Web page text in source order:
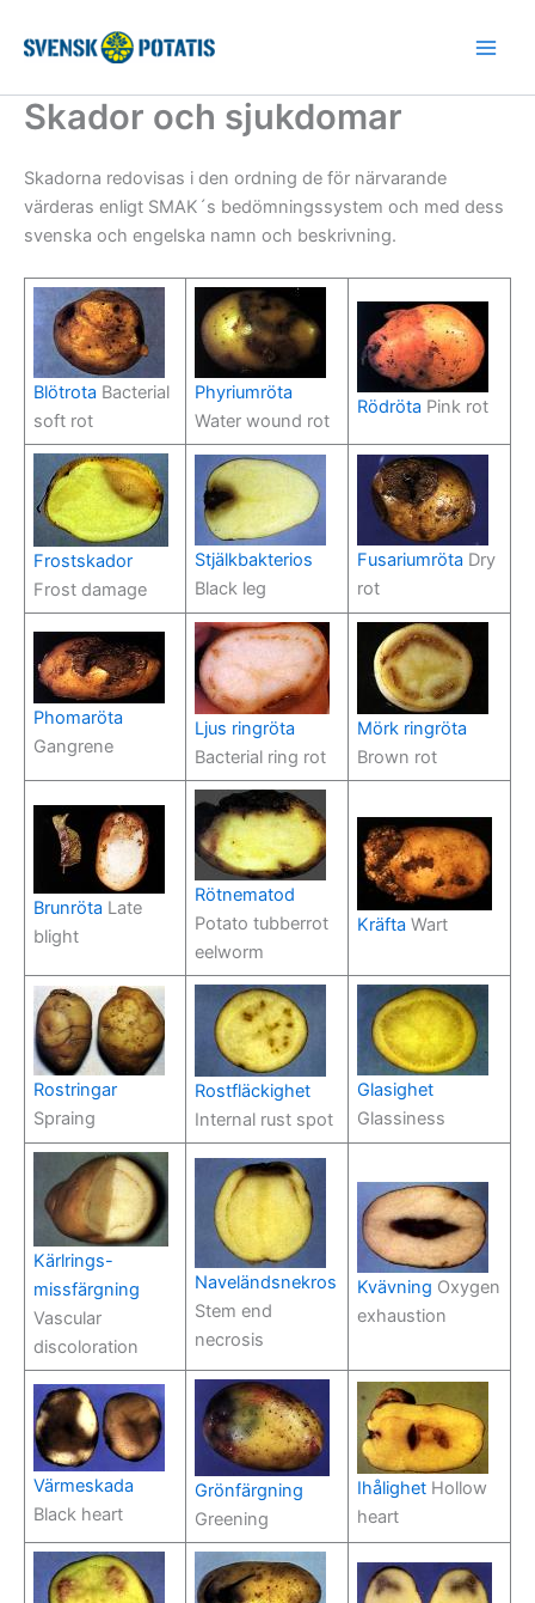
Skador och sjukdomar
Skadorna redovisas i den ordning de för närvarande
värderas enligt SMAK´s bedömningssystem och med dess
svenska och engelska namn och beskrivning.
Blötrota Bacterial
soft rot
Phyriumröta
Water wound rot
Rödröta Pink rot
Frostskador
Frost damage
Stjälkbakterios
Black leg
Fusariumröta Dry
rot
Phomaröta
Gangrene
Ljus ringröta
Bacterial ring rot
Mörk ringröta
Brown rot
Brunröta Late
blight
Rötnematod
Potato tubberrot
eelworm
Kräfta Wart
Rostringar
Spraing
Rostfläckighet
Internal rust spot
Glasighet
Glassiness
Kärlrings-
missfärgning
Vascular
discoloration
Naveländsnekros
Stem end
necrosis
Kvävning Oxygen
exhaustion
Värmeskada
Black heart
Grönfärgning
Greening
Ihålighet Hollow
heart